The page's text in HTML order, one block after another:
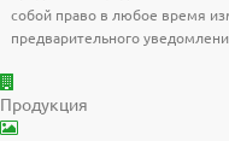
собой право в любое время
предварительного
Продукция